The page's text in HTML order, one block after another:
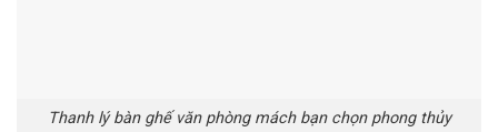
Thanh lý bàn ghế văn phòng mách bạn chọn phong thủy